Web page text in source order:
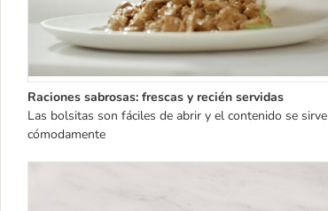
Raciones sabrosas: frescas y recién servidas
Las bolsitas son fáciles de abrir y el contenido se sirve
cómodamente